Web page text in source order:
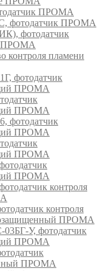
ПРОМА
фотодатчик ПРОМА
фотодатчик
ПРОМА
контроля пламени
фотодатчик
ПРОМА
ПРОМА
фотодатчик
ПРОМА
ПРОМА
ПРОМА
контроля
контроля
ПРОМА
У, фотодатчик
ПРОМА
ПРОМА